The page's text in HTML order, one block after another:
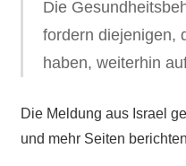
Die
fordern diejenigen,
haben, weiterhin
Die Meldung aus Israel
und mehr Seiten